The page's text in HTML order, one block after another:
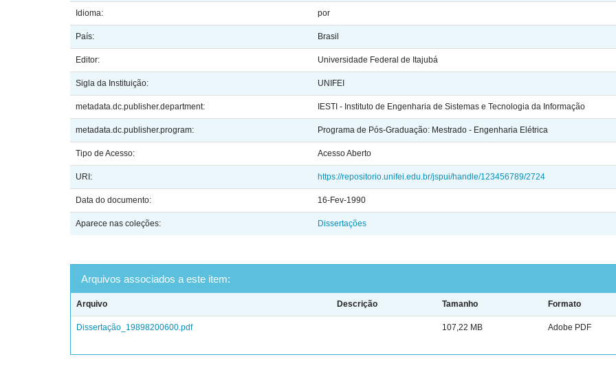
Idioma: por
País: Brasil
Editor: Universidade Federal de Itajubá
Sigla da Instituição: UNIFEI
metadata.dc.publisher.department: IESTI - Instituto de Engenharia de Sistemas e Tecnologia da Informação
metadata.dc.publisher.program: Programa de Pós-Graduação: Mestrado - Engenharia Elétrica
Tipo de Acesso: Acesso Aberto
URI: https://repositorio.unifei.edu.br/jspui/handle/123456789/2724
Data do documento: 16-Fev-1990
Aparece nas coleções: Dissertações
Arquivos associados a este item:
Arquivo Descrição Tamanho Formato
Dissertação_19898200600.pdf 107,22 MB Adobe PDF